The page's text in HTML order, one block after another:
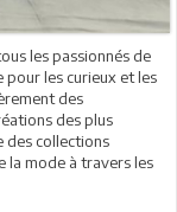
les passionnés de
pour les curieux et les
des
des plus
des collections
mode à travers les